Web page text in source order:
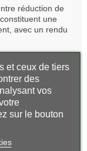
réduction de
une
avec un rendu
souvent
des
ou de
dans
les plus
et ceux de tiers
des
vos
sur le bouton